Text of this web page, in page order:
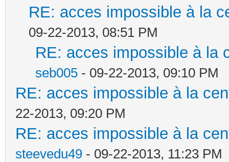
RE: acces impossible à la
09-22-2013, 08:51 PM
RE: acces impossible à la
seb005 - 09-22-2013, 09:10 PM
RE: acces impossible à la
22-2013, 09:20 PM
RE: acces impossible à la
steevedu49 - 09-22-2013, 11:23 PM